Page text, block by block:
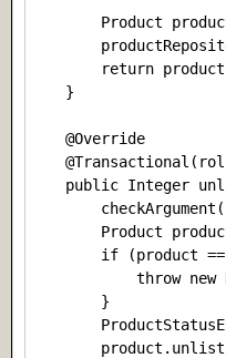
Product
return
    }
    @Override
public Integer
Product
if (product
throw new
        }